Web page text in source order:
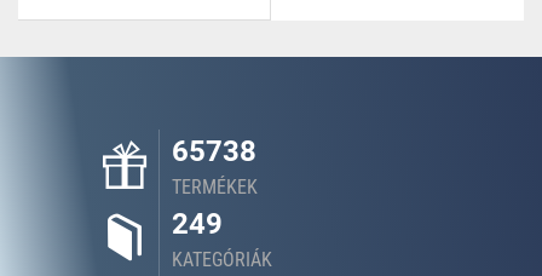
65738
TERMÉKEK
249
KATEGÓRIÁK